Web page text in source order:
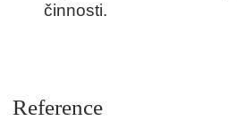
činnosti.
Reference